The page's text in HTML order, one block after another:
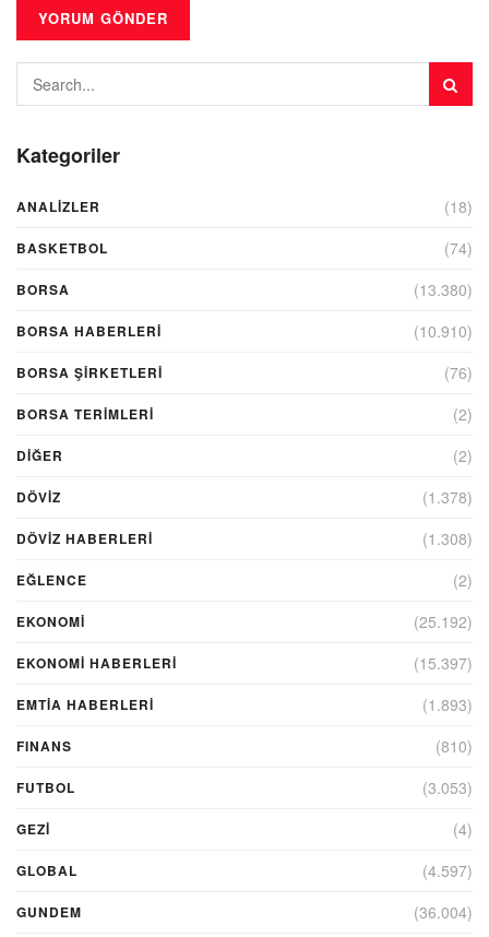
Kategoriler
ANALIZLER (18)
BASKETBOL (74)
BORSA (13.380)
BORSA HABERLERI (10.910)
BORSA ŞIRKETLERI (76)
BORSA TERIMLERI (2)
DIĞER (2)
DÖVİZ (1.378)
DÖVIZ HABERLERI (1.308)
EĞLENCE (2)
EKONOMİ (25.192)
EKONOMI HABERLERI (15.397)
EMTIA HABERLERI (1.893)
FINANS (810)
FUTBOL (3.053)
GEZI (4)
GLOBAL (4.597)
GUNDEM (36.004)